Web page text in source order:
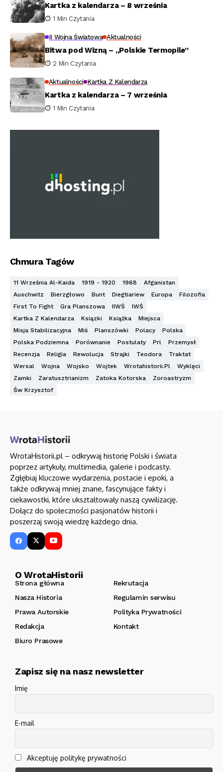
Kartka z kalendarza – 8 września
1 Min Czytania
II Wojna Światowa Aktualności
Bitwa pod Wizną – „Polskie Termopile”
2 Min Czytania
Aktualności Kartka Z Kalendarza
Kartka z kalendarza – 7 września
1 Min Czytania
Chmura Tagów
11 Września Al-Kaida 1919 - 1920 1968
Afganistan
Auschwitz
Bierzgłowo Bunt Diegtiariew Europa
Filozofia
First To Fight
Gra Planszowa IIWŚ
IWŚ
Kartka Z Kalendarza
Ksiązki Książka
Miejsca
Misja Stabilizacyjna
Miś Planszówki Polacy
Polska
Polska Podziemna
Porównanie Postulaty Prl
Przemysł
Recenzja
Religia Rewolucja Strajki Teodora
Traktat
Wersal
Wojna Wojsko Wojtek Wrotahistorii.pl
Wyklęci
Zamki
Zaratusztrianizm Zatoka Kotorska
Zoroastryzm
Św Krzysztof
WrotaHistorii.pl – odkrywaj historię Polski i świata
poprzez artykuły, multimedia, galerie i podcasty.
Zgłębiaj kluczowe wydarzenia, postacie i epoki, a
także odkrywaj mniej znane, fascynujące fakty i
ciekawostki, które ukształtowały naszą cywilizację.
Dołącz do społeczności pasjonatów historii i
poszerzaj swoją wiedzę każdego dnia.
O WrotaHistorii
Strona główna
Rekrutacja
Nasza Historia
Regulamin serwisu
Prawa Autorskie
Polityka Prywatności
Redakcja
Kontakt
Biuro Prasowe
Zapisz się na nasz newsletter
Imię
E-mail
Akceptuję politykę prywatności